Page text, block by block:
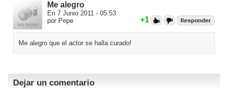
Me alegro
En 7 Junio 2011 - 05:53
por Pepe
+1
Me alegro que el actor se halla curado!
Dejar un comentario